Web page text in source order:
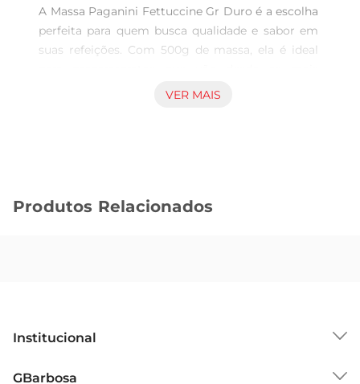
A Massa Paganini Fettuccine Gr Duro é a escolha
perfeita para quem busca qualidade e sabor em
suas refeições. Com 500g de massa, ela é ideal
simples até os mais elaborados, trazendo um
Qualidade que se destaca
forma perfeita, proporcionando uma experiência
Versatilidade na cozinha
VER MAIS
Produtos Relacionados
Institucional
GBarbosa